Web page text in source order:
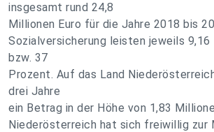
insgesamt rund 24,8
Millionen Euro für die Jahre 2018 bis
Sozialversicherung leisten jeweils 9,16
bzw. 37
Prozent. Auf das Land
drei Jahre
ein Betrag in der Höhe von 1,83
Niederösterreich hat sich freiwillig zur